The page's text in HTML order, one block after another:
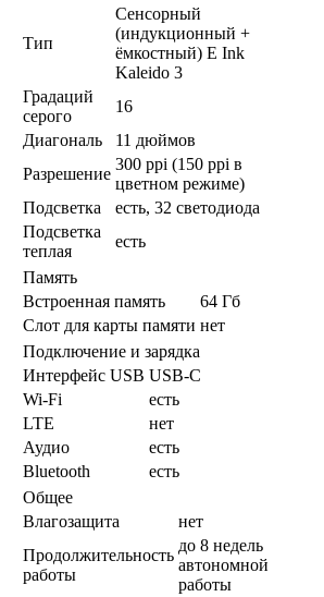
Тип
Сенсорный
(индукционный +
ёмкостный) E Ink
Kaleido 3
Градаций
серого
16
Диагональ
11 дюймов
Разрешение
300 ppi (150 ppi в
цветном режиме)
Подсветка
есть, 32 светодиода
Подсветка
теплая
есть
Память
Встроенная память
64 Гб
Слот для карты памяти нет
Подключение и зарядка
Интерфейс USB USB-C
Wi-Fi
есть
LTE
нет
Аудио
есть
Bluetooth
есть
Общее
Влагозащита
нет
Продолжительность
работы
до 8 недель
автономной
работы